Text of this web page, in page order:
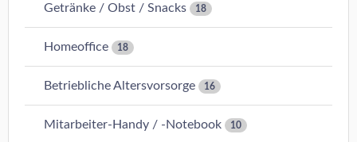
Getränke / Obst / Snacks 18
Homeoffice 18
Betriebliche Altersvorsorge 16
Mitarbeiter-Handy / -Notebook 10